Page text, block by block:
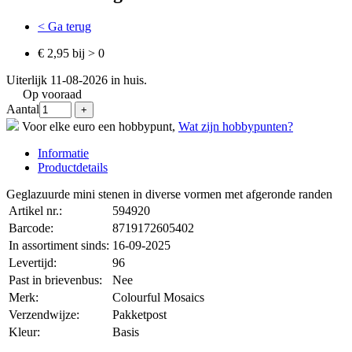
< Ga terug
€ 2,95 bij > 0
Uiterlijk 11-08-2026 in huis.
Op vooraad
Aantal
Voor elke euro een hobbypunt, Wat zijn hobbypunten?
Informatie
Productdetails
Geglazuurde mini stenen in diverse vormen met afgeronde randen
Artikel nr.:
594920
Barcode:
8719172605402
In assortiment sinds: 16-09-2025
Levertijd:
96
Past in brievenbus:
Nee
Merk:
Colourful Mosaics
Verzendwijze:
Pakketpost
Kleur:
Basis